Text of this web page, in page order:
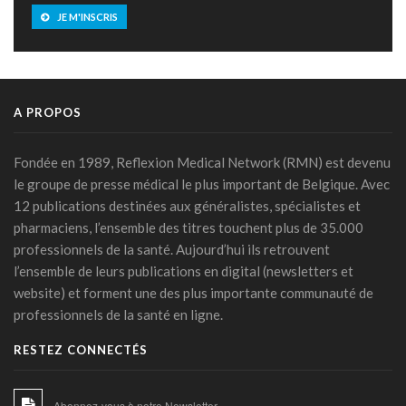
06 mars 2026 - 15:00
transatlantiques
IA clinique : la Commission européenne balise une
intégration durable dans les hôpitaux
23 janvier 2026 - 06:54
Les phénotypes cliniques de l’HTA: une stratification du
risque basée sur l’apprentissage machine
21 janvier 2026 - 16:39
De l’intérêt de l’avocat chez les personnes à risque cardio-
21 janvier 2026 - 14:38
De nouvelles mesures européennes pour un secteur de la
JE M'INSCRIS
A PROPOS
Fondée en 1989, Reflexion Medical Network (RMN) est devenu
le groupe de presse médical le plus important de Belgique. Avec
12 publications destinées aux généralistes, spécialistes et
pharmaciens, l’ensemble des titres touchent plus de 35.000
professionnels de la santé. Aujourd’hui ils retrouvent
l’ensemble de leurs publications en digital (newsletters et
website) et forment une des plus importante communauté de
professionnels de la santé en ligne.
RESTEZ CONNECTÉS